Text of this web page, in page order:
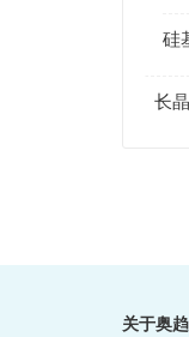
硅
长
关于奥趋